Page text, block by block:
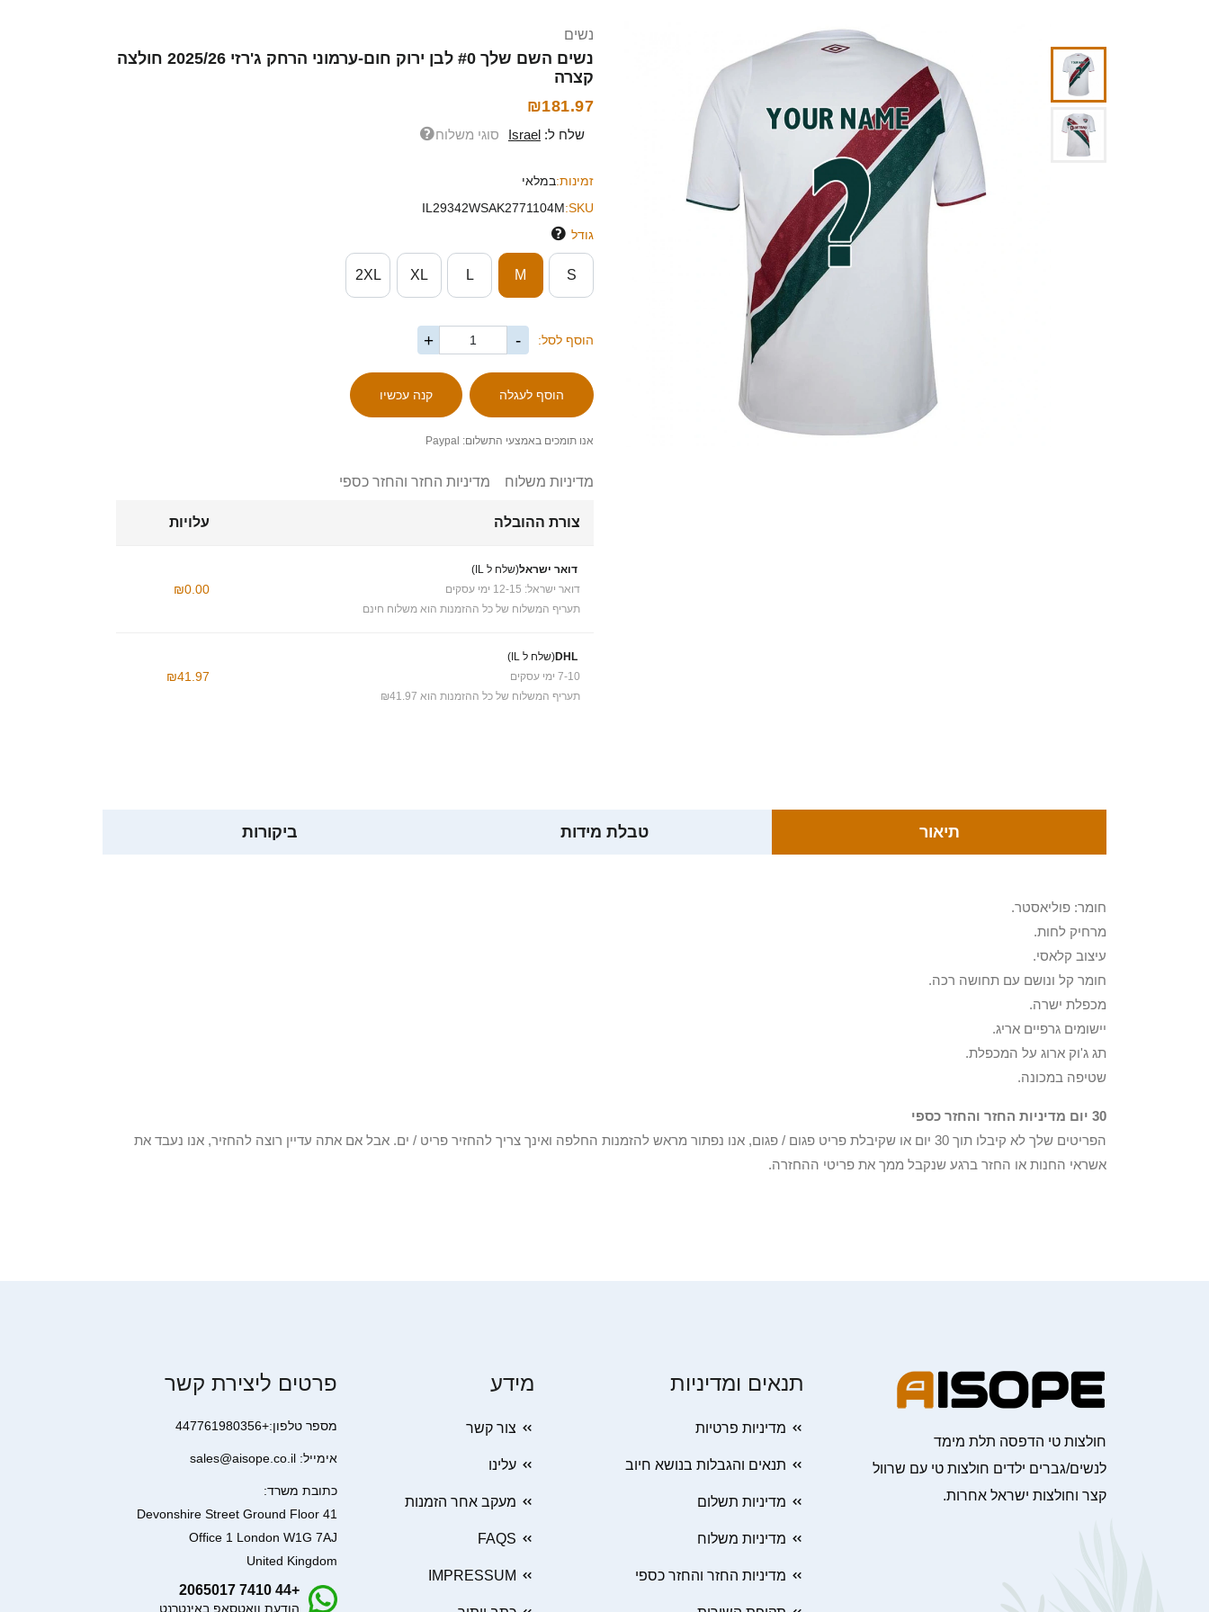
נשים
נשים השם שלך #0 לבן ירוק חום-ערמוני הרחק ג'רזי 2025/26 חולצה
קצרה
₪181.97
שלח ל: Israel סוגי משלוח
זמינות:במלאי
SKU:
IL29342WSAK2771104M
גודל
S
M
L
XL
2XL
הוסף לסל: -
+
אנו תומכים באמצעי התשלום: Paypal
מדיניות משלוח מדיניות החזר והחזר כספי
צורת ההובלה עלויות
דואר ישראל(שלח ל IL)
דואר ישראל: 12-15 ימי עסקים
תעריף המשלוח של כל ההזמנות הוא משלוח חינם
₪0.00
DHL(שלח ל IL)
7-10 ימי עסקים
תעריף המשלוח של כל ההזמנות הוא ₪41.97
₪41.97
תיאור טבלת מידות ביקורות
חומר: פוליאסטר.
מרחיק לחות.
עיצוב קלאסי.
חומר קל ונושם עם תחושה רכה.
מכפלת ישרה.
יישומים גרפיים אריג.
תג ג'וק ארוג על המכפלת.
שטיפה במכונה.
30 יום מדיניות החזר והחזר כספי
הפריטים שלך לא קיבלו תוך 30 יום או שקיבלת פריט פגום / פגום, אנו נפתור מראש להזמנות החלפה ואינך צריך להחזיר פריט / ים. אבל אם אתה עדיין רוצה להחזיר, אנו נעבד את
אשראי החנות או החזר ברגע שנקבל ממך את פריטי ההחזרה.
חולצות טי הדפסה תלת מימד
לנשים/גברים ילדים חולצות טי עם שרוול
קצר וחולצות ישראל אחרות.
תנאים ומדיניות
מדיניות פרטיות
תנאים והגבלות בנושא חיוב
מדיניות תשלום
מדיניות משלוח
מדיניות החזר והחזר כספי
מידע
צור קשר
עלינו
מעקב אחר הזמנות
FAQS
IMPRESSUM
פרטים ליצירת קשר
מספר טלפון:+447761980356
אימייל: sales@aisope.co.il
כתובת משרד:
41 Devonshire Street Ground Floor
Office 1 London W1G 7AJ
United Kingdom
+44 7410 2065017
הודעת וואטסאפ באינטרנט